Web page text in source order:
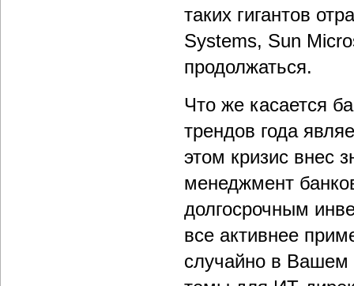
таких гигантов
Systems, Sun
продолжаться.
Что же касается
трендов года
этом кризис внес
менеджмент
долгосрочным
все активнее
случайно в Вашем